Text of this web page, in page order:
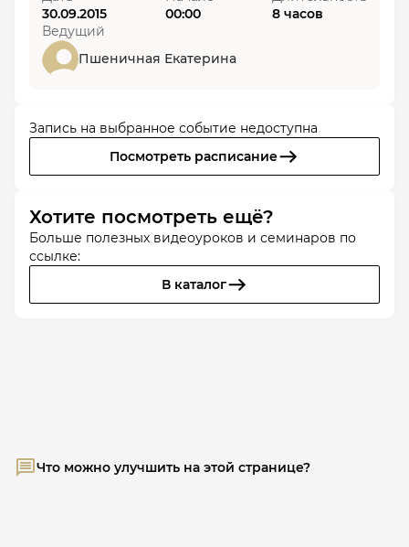
30.09.2015
00:00
8 часов
Ведущий
Пшеничная Екатерина
Запись на выбранное событие недоступна
Посмотреть расписание
Хотите посмотреть ещё?
Больше полезных видеоуроков и семинаров по
ссылке:
В каталог
Что можно улучшить на этой странице?